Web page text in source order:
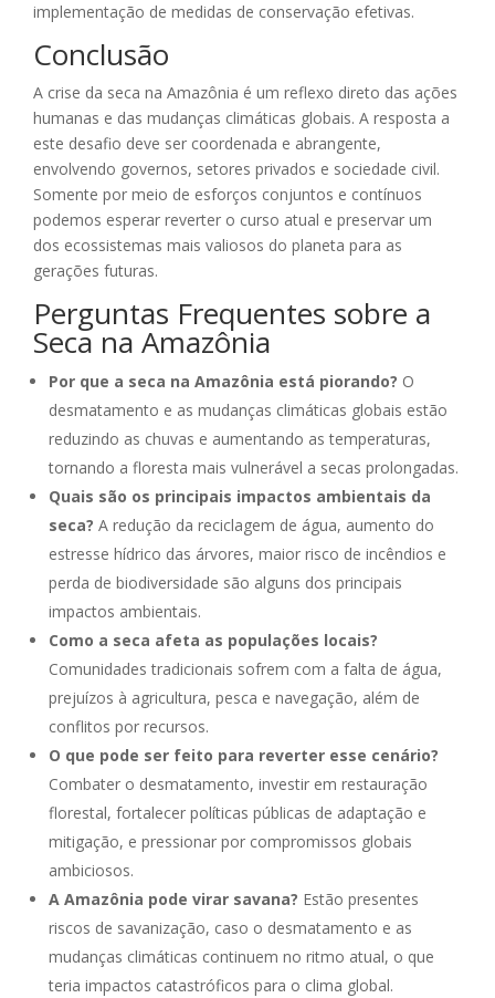
implementação de medidas de conservação efetivas.
Conclusão
A crise da seca na Amazônia é um reflexo direto das ações
humanas e das mudanças climáticas globais. A resposta a
este desafio deve ser coordenada e abrangente,
envolvendo governos, setores privados e sociedade civil.
Somente por meio de esforços conjuntos e contínuos
podemos esperar reverter o curso atual e preservar um
dos ecossistemas mais valiosos do planeta para as
gerações futuras.
Perguntas Frequentes sobre a
Seca na Amazônia
Por que a seca na Amazônia está piorando? O
desmatamento e as mudanças climáticas globais estão
reduzindo as chuvas e aumentando as temperaturas,
tornando a floresta mais vulnerável a secas prolongadas.
Quais são os principais impactos ambientais da
seca? A redução da reciclagem de água, aumento do
estresse hídrico das árvores, maior risco de incêndios e
perda de biodiversidade são alguns dos principais
impactos ambientais.
Como a seca afeta as populações locais?
Comunidades tradicionais sofrem com a falta de água,
prejuízos à agricultura, pesca e navegação, além de
conflitos por recursos.
O que pode ser feito para reverter esse cenário?
Combater o desmatamento, investir em restauração
florestal, fortalecer políticas públicas de adaptação e
mitigação, e pressionar por compromissos globais
ambiciosos.
A Amazônia pode virar savana? Estão presentes
riscos de savanização, caso o desmatamento e as
mudanças climáticas continuem no ritmo atual, o que
teria impactos catastróficos para o clima global.